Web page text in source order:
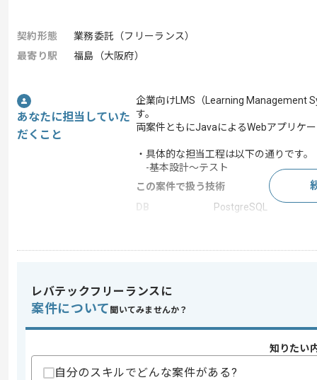
契約形態
業務委託（フリーランス）
最寄り駅
福島（大阪府）
あなたに担当していた
だくこと
企業向けLMS（Learning Management
す。
両案件ともにJavaによるWebアプリケ
・具体的な担当工程は以下の通りです。
-基本設計～テスト
この案件で扱う技術
DB
PostgreSQL
アプリケーショ
GlassFish , Tomcat
業務内容
追加開発
レバテックフリーランスに
案件について 聞いてみませんか？
知りたい
自分のスキルでどんな案件がある?